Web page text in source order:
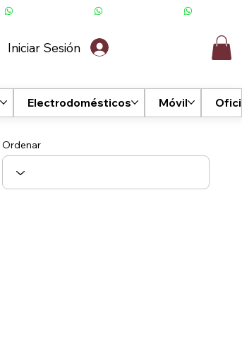
Iniciar Sesión
Electrodomésticos Móvil
Ordenar